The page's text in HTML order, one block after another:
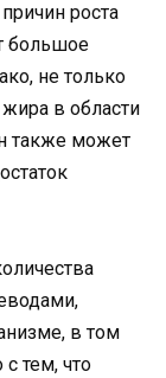
роста
большое
не только
в области
также может
в том
тем, что